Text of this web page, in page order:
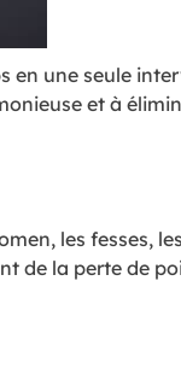
en une seule
et à
les fesses,
de la perte de